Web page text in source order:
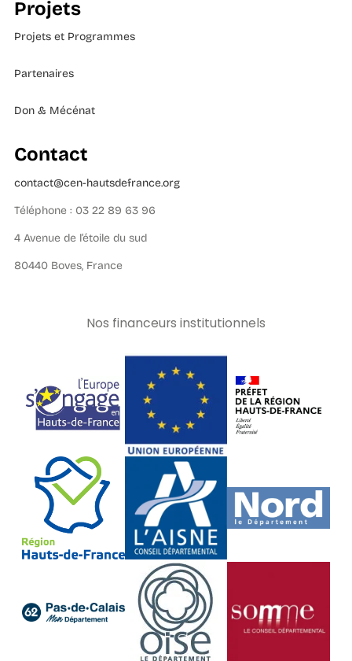
Projets
Projets et Programmes
Partenaires
Don & Mécénat
Contact
contact@cen-hautsdefrance.org
Téléphone : 03 22 89 63 96
4 Avenue de l’étoile du sud
80440 Boves, France
Nos financeurs institutionnels